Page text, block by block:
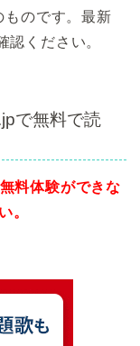
のです。最新
ください。
で無料で読
料体験ができな
。